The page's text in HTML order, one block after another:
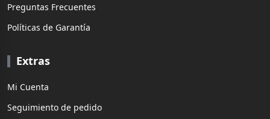
Preguntas Frecuentes
Políticas de Garantía
Extras
Mi Cuenta
Seguimiento de pedido